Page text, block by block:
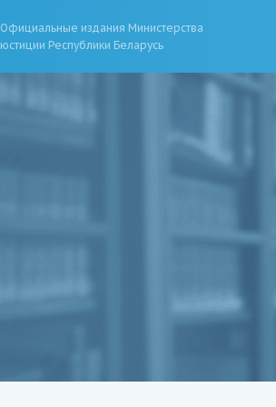
Официальные издания Министерства
юстиции Республики Беларусь